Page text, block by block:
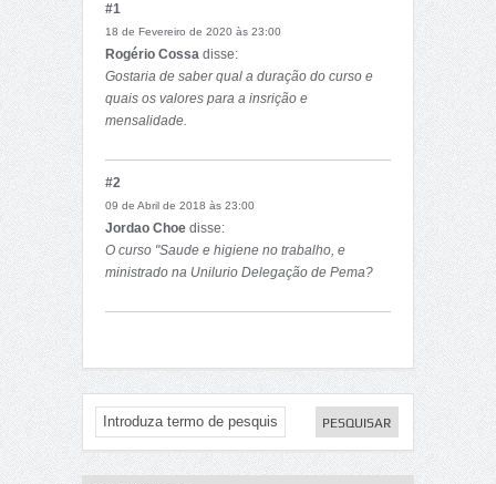
#1
18 de Fevereiro de 2020 às 23:00
Rogério Cossa disse:
Gostaria de saber qual a duração do curso e
quais os valores para a insrição e
mensalidade.
Cpts
Rogério
#2
09 de Abril de 2018 às 23:00
Jordao Choe disse:
O curso "Saude e higiene no trabalho, e
ministrado na Unilurio Delegação de Pema?